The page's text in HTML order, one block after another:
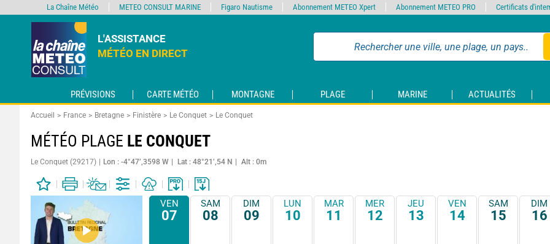
L'ASSISTANCE
MÉTÉO EN DIRECT
PRÉVISIONS CARTE MÉTÉO MONTAGNE PLAGE MARINE ACTUALITÉS
Accueil France Bretagne Finistère Le Conquet Le Conquet
MÉTÉO PLAGE LE CONQUET
Le Conquet (29217) Lon : -4°47’,3598 W Lat : 48°21’,54 N Alt : 0m
VEN
07
SAM
08
DIM
09
LUN
10
MAR
11
MER
12
JEU
13
VEN
14
SAM
15
DIM
16
La Chaîne Météo METEO CONSULT MARINE Figaro Nautisme Abonnement METEO Xpert Abonnement METEO PRO Certificats